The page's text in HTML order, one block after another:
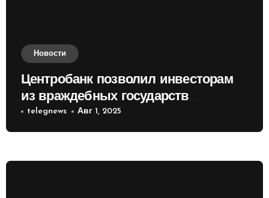
Новости
Центробанк позволил инвесторам
из враждебных государств
приобретать валюту
telegnews Авг 1, 2025